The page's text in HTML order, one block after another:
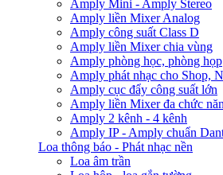
Amply Mini - Amply Stereo
Amply liền Mixer Analog
Amply công suất Class D
Amply liền Mixer chia vùng
Amply phòng học, phòng họp
Amply phát nhạc cho Shop,
Amply cục đẩy công suất lớn
Amply liền Mixer đa chức
Amply 2 kênh - 4 kênh
Amply IP - Amply chuẩn
Loa thông báo - Phát nhạc nền
Loa âm trần